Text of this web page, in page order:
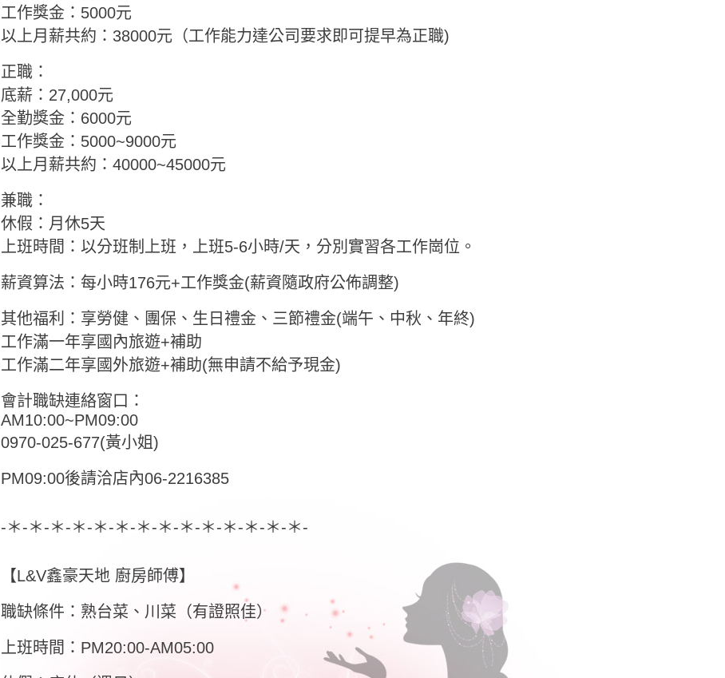
工作獎金：5000元
以上月薪共約：38000元（工作能力達公司要求即可提早為正職)
正職：
底薪：27,000元
全勤獎金：6000元
工作獎金：5000~9000元
以上月薪共約：40000~45000元
兼職：
休假：月休5天
上班時間：以分班制上班，上班5-6小時/天，分別實習各工作崗位。
薪資算法：每小時176元+工作獎金(薪資隨政府公佈調整)
其他福利：享勞健、團保、生日禮金、三節禮金(端午、中秋、年終)
工作滿一年享國內旅遊+補助
工作滿二年享國外旅遊+補助(無申請不給予現金)
會計職缺連絡窗口：
AM10:00~PM09:00
0970-025-677(黃小姐)
PM09:00後請洽店內06-2216385
-＊-＊-＊-＊-＊-＊-＊-＊-＊-＊-＊-＊-＊-＊-
【L&V鑫豪天地 廚房師傅】
職缺條件：熟台菜、川菜（有證照佳）
上班時間：PM20:00-AM05:00